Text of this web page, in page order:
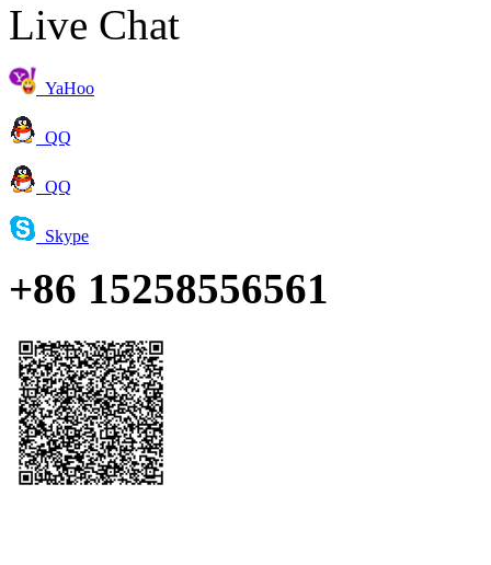
Live Chat
YaHoo
QQ
QQ
Skype
+86 15258556561